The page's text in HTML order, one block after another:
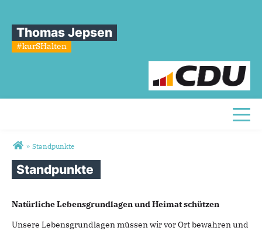
Thomas Jepsen
#kurSHalten
Sie sind hier
» Standpunkte
Standpunkte
Natürliche Lebensgrundlagen und Heimat schützen
Unsere Lebensgrundlagen müssen wir vor Ort bewahren und